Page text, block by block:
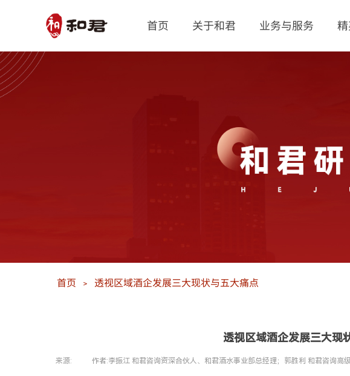
首页 关于和君 业务与服务
首页 ＞ 透视区域酒企发展三大现状与五大痛点
透视区域酒企发展三大现
来源: 作者:李振江 和君咨询资深合伙人、和君酒水事业部总经理；郭胜利 和君咨询高